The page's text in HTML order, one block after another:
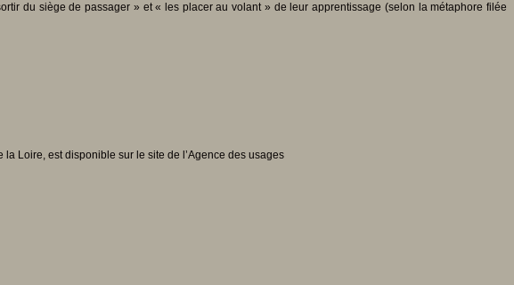
du siège de passager » et « les placer au volant » de leur apprentissage (selon la métaphore filée
Loire, est disponible sur le site de l’Agence des usages